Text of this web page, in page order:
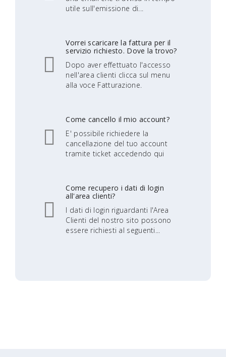
utile sull'emissione di...
Vorrei scaricare la fattura per il
servizio richiesto. Dove la trovo?
Dopo aver effettuato l'accesso
nell'area clienti clicca sul menu
alla voce Fatturazione.
Come cancello il mio account?
E' possibile richiedere la
cancellazione del tuo account
tramite ticket accedendo qui
Come recupero i dati di login
all'area clienti?
I dati di login riguardanti l'Area
Clienti del nostro sito possono
essere richiesti al seguenti...